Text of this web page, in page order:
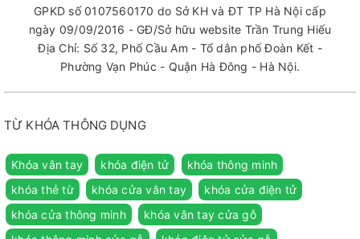
GPKD số 0107560170 do Sở KH và ĐT TP Hà Nội cấp
ngày 09/09/2016 - GĐ/Sở hữu website Trần Trung Hiếu
Địa Chỉ: Số 32, Phố Cầu Am - Tổ dân phố Đoàn Kết -
Phường Vạn Phúc - Quận Hà Đông - Hà Nội.
TỪ KHÓA THÔNG DỤNG
Khóa vân tay khóa điện tử
khóa thông minh
khóa thẻ từ
khóa cửa vân tay
khóa cửa điện tử
khóa cửa thông minh
khóa vân tay cửa gỗ